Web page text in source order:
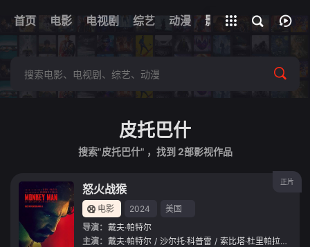
首页 电影 电视剧 综艺 动漫 影视
全部影片
皮托巴什
搜索"皮托巴什" ，找到 2部影视作品
正片
怒火战猴
电影 2024
美国
导演： 戴夫·帕特尔
主演： 戴夫·帕特尔 / 沙尔托·科普雷 / 索比塔·杜里帕拉 /